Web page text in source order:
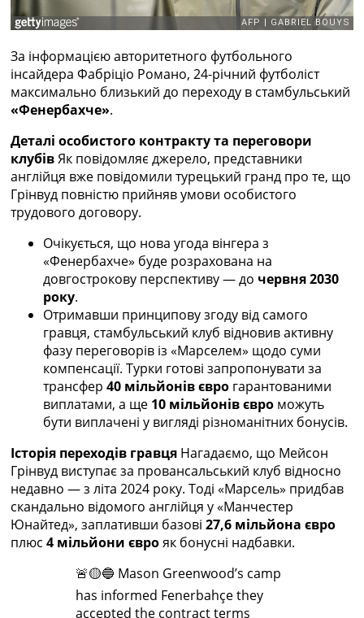
Рейтінги
Колективний прогноз
Турніри
Чемпіонат Світу
Україна. Прем’єр-Ліга
Україна. Перша Ліга
Ліга Чемпіонів
Англія. Прем’єр-Ліга
Іспанія. Ла Ліга
Ще Турніри >>>
Таблиці
Чемпіонат Світу. Турнирні таблиці
Таблиця УПЛ
Перша Ліга
Таблиця АПЛ
Таблиця Ла Ліги
Таблиця Ліги Чемпіонів
Всі таблиці >>>
Рейтинги
Рейтинг країн УЄФА
Рейтинг клубів УЄФА
Рейтинг ФІФА
За інформацією авторитетного футбольного
інсайдера Фабріціо Романо, 24-річний футболіст
максимально близький до переходу в стамбульський
«Фенербахче».
Деталі особистого контракту та переговори
клубівЯк повідомляє джерело, представники
англійця вже повідомили турецький гранд про те, що
Грінвуд повністю прийняв умови особистого
трудового договору.
Очікується, що нова угода вінгера з
«Фенербахче» буде розрахована на
довгострокову перспективу — до червня 2030
року.
Отримавши принципову згоду від самого
гравця, стамбульський клуб відновив активну
фазу переговорів із «Марселем» щодо суми
компенсації. Турки готові запропонувати за
трансфер 40 мільйонів євро гарантованими
виплатами, а ще 10 мільйонів євро можуть
бути виплачені у вигляді різноманітних бонусів.
Історія переходів гравця Нагадаємо, що Мейсон
Грінвуд виступає за провансальський клуб відносно
недавно — з літа 2024 року. Тоді «Марсель» придбав
скандально відомого англійця у «Манчестер
Юнайтед», заплативши базові 27,6 мільйона євро
плюс 4 мільйони єврояк бонусні надбавки.
🚨🟡🔵 Mason Greenwood’s camp
has informed Fenerbahçe they
accepted the contract terms